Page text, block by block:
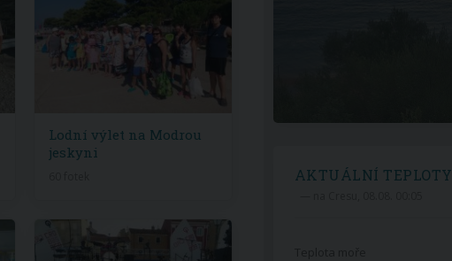
Lodní výlet na Modrou
jeskyni
AKTUÁLNÍ TEPLOTY